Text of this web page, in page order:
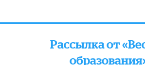
Рассылка от